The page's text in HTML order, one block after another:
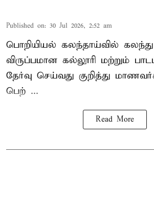
Published on: 30 Jul 2026, 2:52 am
பொறியியல் கலந்தாய்வில்
விருப்பமான கல்லூரி மற்றும்
தேர்வு செய்வது குறித்து
பெற் ...
Read More